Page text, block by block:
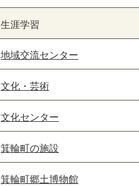
生涯学習
地域交流センター
文化・芸術
文化センター
箕輪町の施設
箕輪町郷土博物館